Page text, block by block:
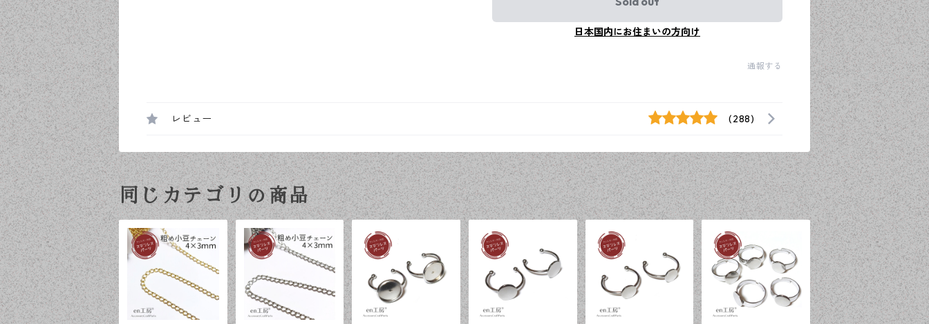
日本国内にお住まいの方向け
通報する
レビュー (288)
同じカテゴリの商品